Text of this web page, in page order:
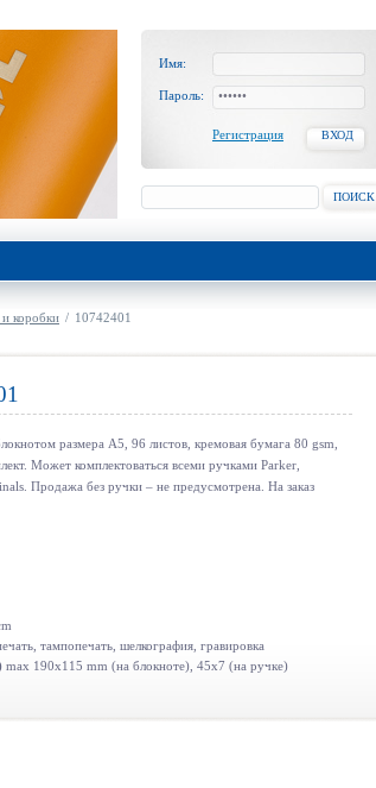
Имя:
Пароль:
Регистрация ВХОД
ПОИСК
коробки / 10742401
размера А5, 96 листов, кремовая бумага 80 gsm,
Может комплектоваться всеми ручками Parker,
Продажа без ручки – не предусмотрена. На заказ
тампопечать, шелкография, гравировка
max 190x115 mm (на блокноте), 45x7 (на ручке)